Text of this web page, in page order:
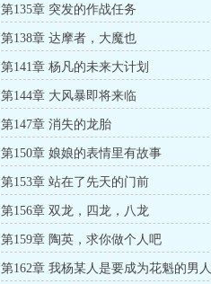
第135章 突发的作战任务
第138章 达摩者，大魔也
第141章 杨凡的未来大计划
第144章 大风暴即将来临
第147章 消失的龙胎
第150章 娘娘的表情里有故事
第153章 站在了先天的门前
第156章 双龙，四龙，八龙
第159章 陶英，求你做个人吧
第162章 我杨某人是要成为花魁的男人